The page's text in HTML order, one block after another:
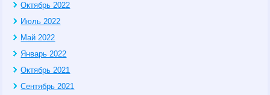
Октябрь 2022
Июль 2022
Май 2022
Январь 2022
Октябрь 2021
Сентябрь 2021